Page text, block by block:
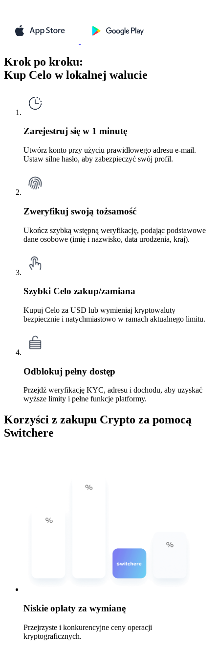
Krok po kroku:
Kup Celo w lokalnej walucie
Zarejestruj się w 1 minutę
Utwórz konto przy użyciu prawidłowego adresu e-mail.
Ustaw silne hasło, aby zabezpieczyć swój profil.
Zweryfikuj swoją tożsamość
Ukończ szybką wstępną weryfikację, podając podstawowe
dane osobowe (imię i nazwisko, data urodzenia, kraj).
Szybki Celo zakup/zamiana
Kupuj Celo za USD lub wymieniaj kryptowaluty
bezpiecznie i natychmiastowo w ramach aktualnego limitu.
Odblokuj pełny dostęp
Przejdź weryfikację KYC, adresu i dochodu, aby uzyskać
wyższe limity i pełne funkcje platformy.
Korzyści z zakupu Crypto za pomocą
Switchere
Niskie opłaty za wymianę
Przejrzyste i konkurencyjne ceny operacji
kryptograficznych.